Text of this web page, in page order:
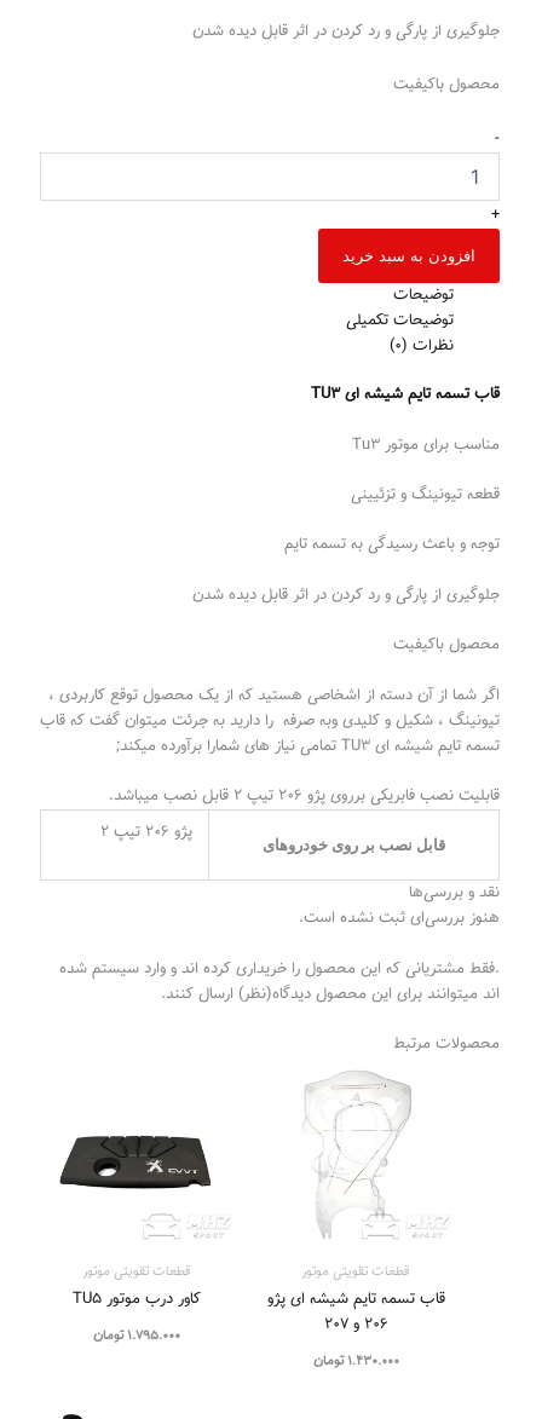
جلوگیری از پارگی و‌ رد کردن در اثر قابل دیده شدن
محصول باکیفیت
-
+
افزودن به سبد خرید
توضیحات
توضیحات تکمیلی
نظرات (0)
قاب تسمه تایم شیشه ای TU3
مناسب برای موتور Tu3
قطعه تیونینگ و تزئیینی
توجه و باعث رسیدگی به تسمه تایم
جلوگیری از پارگی و‌ رد کردن در اثر قابل دیده شدن
محصول باکیفیت
اگر شما از آن دسته از اشخاصی هستید که از یک محصول توقع کاربردی ،
تیونینگ ، شکیل و‌ کلیدی و‌به صرفه را دارید به جرئت میتوان گفت که قاب
تسمه تایم شیشه ای TU3 تمامی نیاز های شمارا برآورده میکند;
قابلیت نصب فابریکی برروی پژو ۲۰۶ تیپ ۲ قابل نصب میباشد.
قابل نصب بر روی خودرو‌های
پژو ۲۰۶ تیپ ۲
نقد و بررسی‌ها
هنوز بررسی‌ای ثبت نشده است.
.فقط مشتریانی که این محصول را خریداری کرده اند و وارد سیستم شده
اند میتوانند برای این محصول دیدگاه(نظر) ارسال کنند.
محصولات مرتبط
قطعات تقویتی موتور
قاب تسمه تایم شیشه ای پژو
۲۰۶ و ۲۰۷
1.430.000 تومان
قطعات تقویتی موتور
کاور درب موتور TU5
1.795.000تومان